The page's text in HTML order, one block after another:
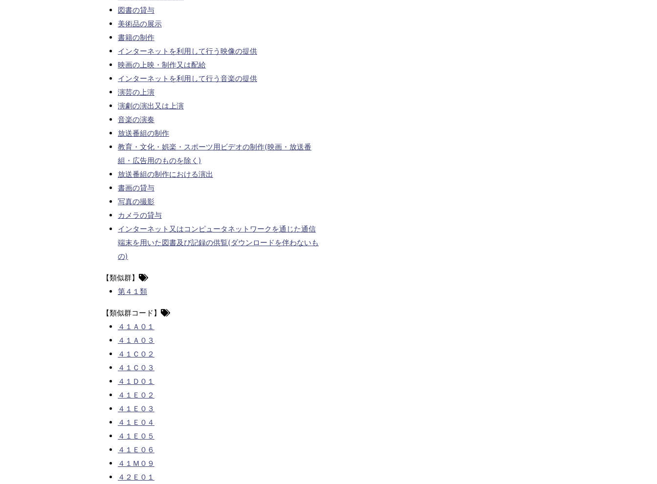
図書の貸与
美術品の展示
書籍の制作
インターネットを利用して行う映像の提供
映画の上映・制作又は配給
インターネットを利用して行う音楽の提供
演芸の上演
演劇の演出又は上演
音楽の演奏
放送番組の制作
教育・文化・娯楽・スポーツ用ビデオの制作(映画・放送番
組・広告用のものを除く)
放送番組の制作における演出
書画の貸与
写真の撮影
カメラの貸与
インターネット又はコンピュータネットワークを通じた通信
端末を用いた図書及び記録の供覧(ダウンロードを伴わないも
の)
【類似群】
第４１類
【類似群コード】
４１Ａ０１
４１Ａ０３
４１Ｃ０２
４１Ｃ０３
４１Ｄ０１
４１Ｅ０２
４１Ｅ０３
４１Ｅ０４
４１Ｅ０５
４１Ｅ０６
４１Ｍ０９
４２Ｅ０１